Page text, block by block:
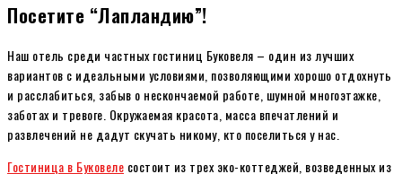
Посетите “Лапландию”!
Наш отель среди частных гостиниц Буковеля – один из лучших
вариантов с идеальными условиями, позволяющими хорошо отдохнуть
и расслабиться, забыв о нескончаемой работе, шумной многоэтажке,
заботах и тревоге. Окружаемая красота, масса впечатлений и
развлечений не дадут скучать никому, кто поселиться у нас.
Гостиница в Буковеле состоит из трех эко-коттеджей, возведенных из